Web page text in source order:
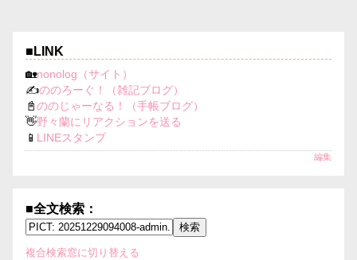
■LINK
🏡nonolog（サイト）
✍️ののろーぐ！（雑記ブログ）
📓ののじゃーなる！（手帳ブログ）
👋野々蘭にリアクションを送る
📱 LINEスタンプ
編集
■全文検索：
複合検索窓に切り替える